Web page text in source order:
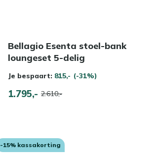
Bellagio Esenta stoel-bank
loungeset 5-delig
Je bespaart: 815,- (-31%)
1.795,- 2.610,-
-15% kassakorting